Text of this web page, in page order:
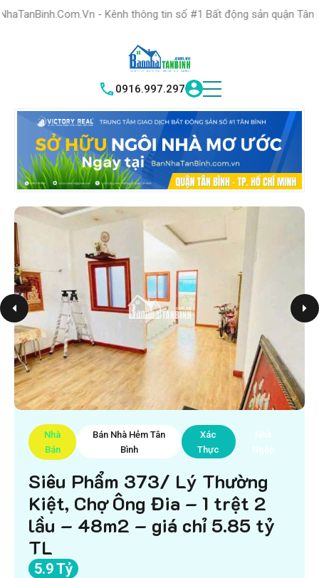
- Kênh thông tin số #1 Bất động sản quận Tân Bình "Nơi
0916.997.297
Nhà
Bán
Bán Nhà Hẻm Tân
Bình
Xác
Thực
Nhà
Ngộp
Siêu Phẩm 373/ Lý Thường
Kiệt, Chợ Ông Đia – 1 trệt 2
lầu – 48m2 – giá chỉ 5.85 tỷ
TL
5.9 Tỷ
HỆ THỐNG TRUNG
TÂM GIAO DỊCH BĐS TỐT NHẤT QUẬN
TÂN BÌNHVICTORY REAL TÌM HIỂU NGAY|